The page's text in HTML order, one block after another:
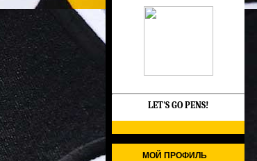
LET'S GO PENS!
МОЙ ПРОФИЛЬ